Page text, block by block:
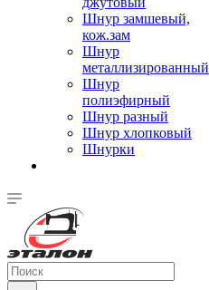
Шнур замшевый,
кож.зам
Шнур
металлизированный
Шнур
полиэфирный
Шнур разный
Шнур хлопковый
Шнурки